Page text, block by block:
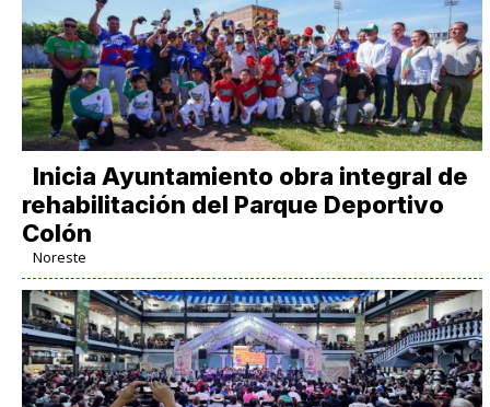
Inicia Ayuntamiento obra integral de
rehabilitación del Parque Deportivo
Colón
Noreste